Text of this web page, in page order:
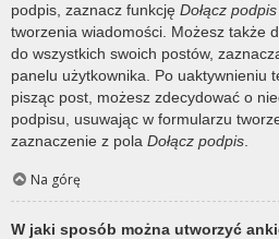
podpis, zaznacz funkcję Dołącz podpis
tworzenia wiadomości. Możesz także
do wszystkich swoich postów,
panelu użytkownika. Po uaktywnieniu
pisząc post, możesz zdecydować o
podpisu, usuwając w formularzu
zaznaczenie z pola Dołącz podpis.
Na górę
W jaki sposób można utworzyć